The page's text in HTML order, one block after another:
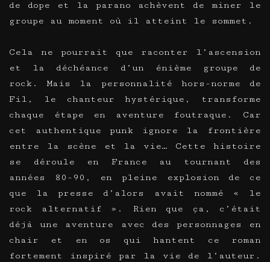
de dope et la parano achèvent de miner le
groupe au moment où il atteint le sommet.
Cela ne pourrait que raconter l’ascension
et la déchéance d’un énième groupe de
rock. Mais la personnalité hors-norme de
Fil, le chanteur hystérique, transforme
chaque étape en aventure foutraque. Car
cet authentique punk ignore la frontière
entre la scène et la vie… Cette histoire
se déroule en France au tournant des
années 80-90, en pleine explosion de ce
que la presse d’alors avait nommé « le
rock alternatif ». Rien que ça, c’était
déjà une aventure avec des personnages en
chair et en os qui hantent ce roman
fortement inspiré par la vie de l’auteur.